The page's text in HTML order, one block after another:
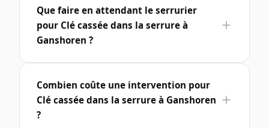
Que faire en attendant le serrurier
pour Clé cassée dans la serrure à
Ganshoren ?
Combien coûte une intervention pour
Clé cassée dans la serrure à Ganshoren
?